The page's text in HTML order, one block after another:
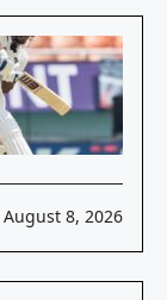
August 8, 2026